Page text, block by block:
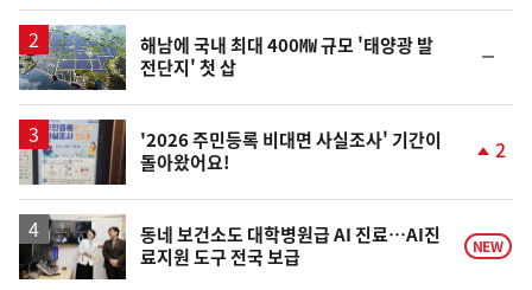
일
해남에 국내 최대 400㎿ 규모 '태양광 발
전단지' 첫 삽
일
'2026 주민등록 비대면 사실조사' 기간이
돌아왔어요!
승
2
동네 보건소도 대학병원급 AI 진료…AI진
료지원 도구 전국 보급
NEW